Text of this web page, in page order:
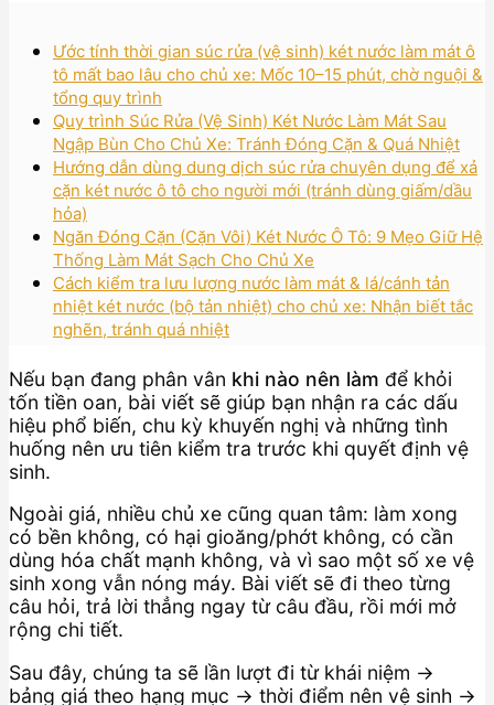
Ước tính thời gian súc rửa (vệ sinh) két nước làm mát ô
tô mất bao lâu cho chủ xe: Mốc 10–15 phút, chờ nguội &
tổng quy trình
Quy trình Súc Rửa (Vệ Sinh) Két Nước Làm Mát Sau
Ngập Bùn Cho Chủ Xe: Tránh Đóng Cặn & Quá Nhiệt
Hướng dẫn dùng dung dịch súc rửa chuyên dụng để xả
cặn két nước ô tô cho người mới (tránh dùng giấm/dầu
hỏa)
Ngăn Đóng Cặn (Cặn Vôi) Két Nước Ô Tô: 9 Mẹo Giữ Hệ
Thống Làm Mát Sạch Cho Chủ Xe
Cách kiểm tra lưu lượng nước làm mát & lá/cánh tản
nhiệt két nước (bộ tản nhiệt) cho chủ xe: Nhận biết tắc
nghẽn, tránh quá nhiệt
Nếu bạn đang phân vân khi nào nên làm để khỏi
tốn tiền oan, bài viết sẽ giúp bạn nhận ra các dấu
hiệu phổ biến, chu kỳ khuyến nghị và những tình
huống nên ưu tiên kiểm tra trước khi quyết định vệ
sinh.
Ngoài giá, nhiều chủ xe cũng quan tâm: làm xong
có bền không, có hại gioăng/phớt không, có cần
dùng hóa chất mạnh không, và vì sao một số xe vệ
sinh xong vẫn nóng máy. Bài viết sẽ đi theo từng
câu hỏi, trả lời thẳng ngay từ câu đầu, rồi mới mở
rộng chi tiết.
Sau đây, chúng ta sẽ lần lượt đi từ khái niệm →
bảng giá theo hạng mục → thời điểm nên vệ sinh →